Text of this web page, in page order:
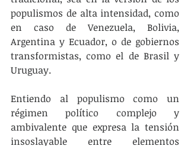
populismos de alta intensidad, como
en caso de Venezuela, Bolivia,
Argentina y Ecuador, o de gobiernos
transformistas, como el de Brasil y
Uruguay.
Entiendo al populismo como un
régimen político complejo y
ambivalente que expresa la tensión
insoslayable entre elementos